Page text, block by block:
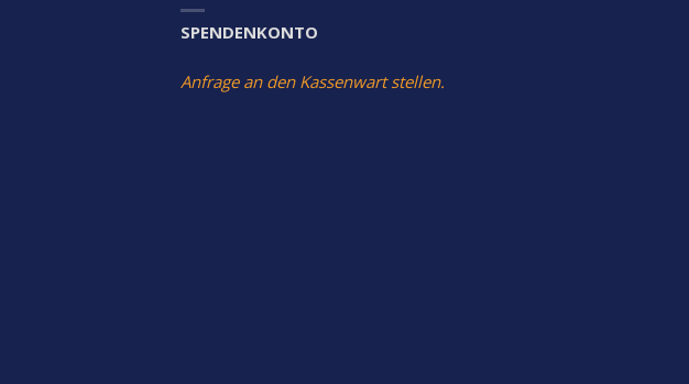
SPENDENKONTO
Anfrage an den Kassenwart stellen.